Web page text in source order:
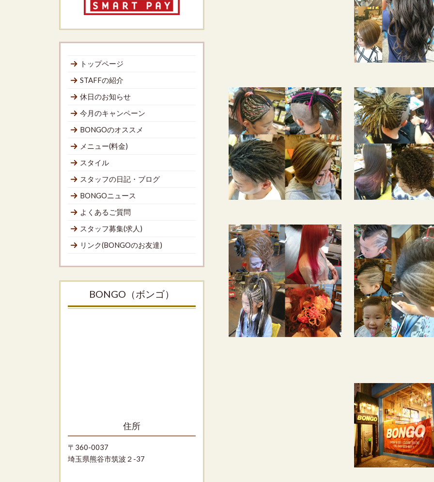
トップページ
STAFFの紹介
休日のお知らせ
今月のキャンペーン
BONGOのオススメ
メニュー(料金)
スタイル
スタッフの日記・ブログ
BONGOニュース
よくあるご質問
スタッフ募集(求人)
リンク(BONGOのお友達)
BONGO（ボンゴ）
住所
〒360-0037
埼玉県熊谷市筑波２-37